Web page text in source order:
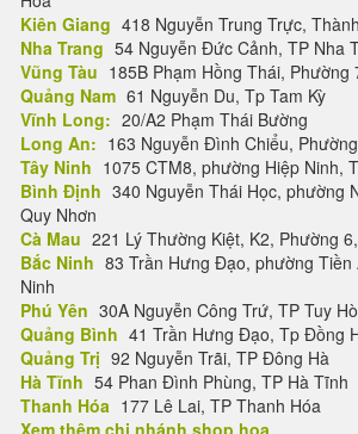
Kiên Giang 418 Nguyễn Trung Trực,
Nha Trang 54 Nguyễn Đức Cảnh, TP Nha
Vũng Tàu 185B Phạm Hồng Thái, Phường
Quảng Nam 61 Nguyễn Du, Tp Tam Kỳ
Vĩnh Long: 20/A2 Phạm Thái Bường
Long An: 163 Nguyễn Đình Chiểu,
Tây Ninh 1075 CTM8, phường Hiệp Ninh,
Bình Định 340 Nguyễn Thái Học, phường
Quy Nhơn
Cà Mau 221 Lý Thường Kiệt, K2, Phường
Bắc Ninh 83 Trần Hưng Đạo, phường Tiền
Ninh
Phú Yên 30A Nguyễn Công Trứ, TP Tuy
Quảng Bình 41 Trần Hưng Đạo, Tp Đồng
Quảng Trị 92 Nguyễn Trãi, TP Đông Hà
Hà Tĩnh 54 Phan Đình Phùng, TP Hà Tĩnh
Thanh Hóa 177 Lê Lai, TP Thanh Hóa